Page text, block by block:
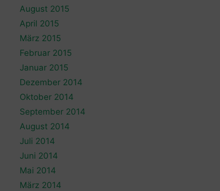
August 2015
April 2015
März 2015
Februar 2015
Januar 2015
Dezember 2014
Oktober 2014
September 2014
August 2014
Juli 2014
Juni 2014
Mai 2014
März 2014